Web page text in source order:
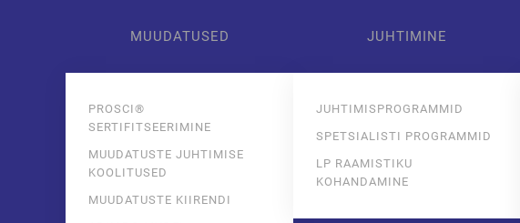
Skip to main contentMUUDATUSED
PROSCI®
SERTIFITSEERIMINE
MUUDATUSTE JUHTIMISE
KOOLITUSED
MUUDATUSTE KIIRENDI
JUHTIMINE
JUHTIMISPROGRAMMID
SPETSIALISTI PROGRAMMID
LP RAAMISTIKU
KOHANDAMINE